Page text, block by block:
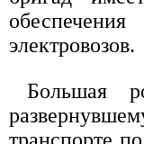
электровозов.
Большая